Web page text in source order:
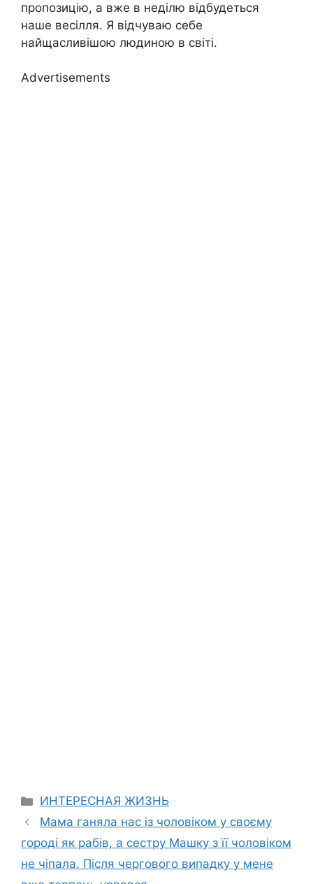
пропозицію, а вже в неділю відбудеться
наше весілля. Я відчуваю себе
найщасливішою людиною в світі.
Advertisements
Categories
ИНТЕРЕСНАЯ ЖИЗНЬ
Мама ганяла нас із чоловіком у своєму
городі як рабів, а сестру Машку з її чоловіком
не чіпала. Після чергового випадку у мене